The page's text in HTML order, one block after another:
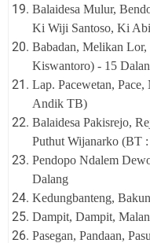
Balaidesa Mulur,
Ki Wiji Santoso, Ki
Babadan, Melikan
Kiswantoro) - 15
Lap. Pacewetan,
Andik TB)
Balaidesa Pakisrejo,
Puthut Wijanarko (BT
Pendopo Ndalem
Dalang
Kedungbanteng,
Dampit, Dampit,
Pasegan, Pandaan,